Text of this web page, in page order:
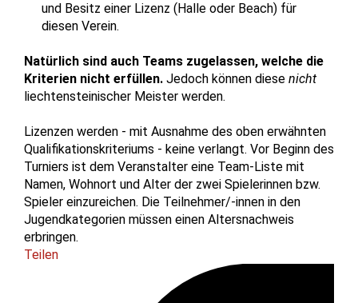
und Besitz einer Lizenz (Halle oder Beach) für
diesen Verein.
Natürlich sind auch Teams zugelassen, welche die
Kriterien nicht erfüllen. Jedoch können diese nicht
liechtensteinischer Meister werden.
Lizenzen werden - mit Ausnahme des oben erwähnten
Qualifikationskriteriums - keine verlangt. Vor Beginn des
Turniers ist dem Veranstalter eine Team-Liste mit
Namen, Wohnort und Alter der zwei Spielerinnen bzw.
Spieler einzureichen. Die Teilnehmer/-innen in den
Jugendkategorien müssen einen Altersnachweis
erbringen.
Teilen